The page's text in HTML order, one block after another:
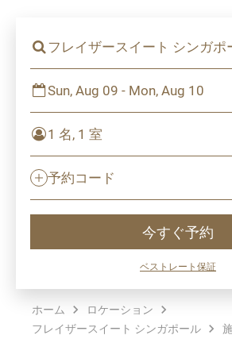
フレイザースイート シンガポ
Sun, Aug 09 - Mon, Aug 10
1 名, 1 室
予約コード
今すぐ予約
ベストレート保証
ホーム
ロケーション
フレイザースイート シンガポール